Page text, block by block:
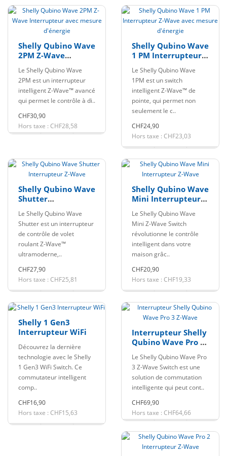
Shelly Qubino Wave
2PM Z-Wave
mesure d'énergie
Le Shelly Qubino Wave
2PM est un interrupteur
intelligent Z-Wave™ avancé
qui permet le contrôle à di..
CHF30,90
Hors taxe : CHF28,58
Shelly Qubino Wave
1 PM Interrupteur
mesure d'énergie
Le Shelly Qubino Wave
1PM est un switch
intelligent Z-Wave™ de
pointe, qui permet non
seulement le c..
CHF24,90
Hors taxe : CHF23,03
Shelly Qubino Wave
Shutter
Wave
Le Shelly Qubino Wave
Shutter est un interrupteur
de contrôle de volet
roulant Z-Wave™
ultramoderne,..
CHF27,90
Hors taxe : CHF25,81
Shelly Qubino Wave
Mini Interrupteur
Le Shelly Qubino Wave
Mini Z-Wave Switch
révolutionne le contrôle
intelligent dans votre
maison grâc..
CHF20,90
Hors taxe : CHF19,33
Shelly 1 Gen3
Interrupteur WiFi
Découvrez la dernière
technologie avec le Shelly
1 Gen3 WiFi Switch. Ce
commutateur intelligent
comp..
CHF16,90
Hors taxe : CHF15,63
Interrupteur Shelly
Qubino Wave Pro 3
Le Shelly Qubino Wave Pro
3 Z-Wave Switch est une
solution de commutation
intelligente qui peut cont..
CHF69,90
Hors taxe : CHF64,66